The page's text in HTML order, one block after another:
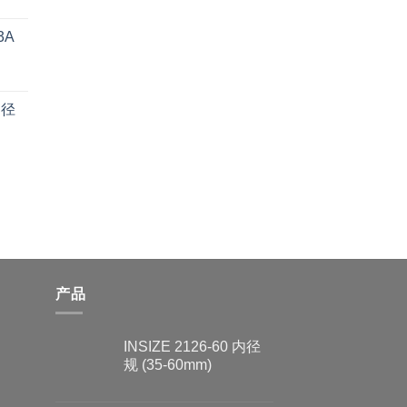
产品
INSIZE 2126-60 内径
规 (35-60mm)